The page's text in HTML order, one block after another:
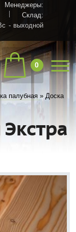
Склад:
- выходной
0
палубная »Доска